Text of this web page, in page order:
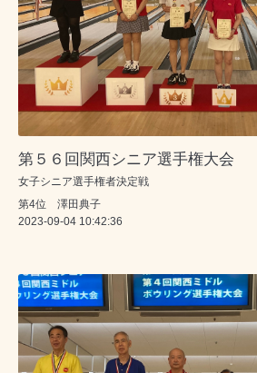
第５６回関西シニア選手権大会
女子シニア選手権者決定戦
第4位 澤田典子
2023-09-04 10:42:36